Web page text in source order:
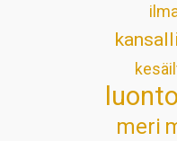
luonto
meri